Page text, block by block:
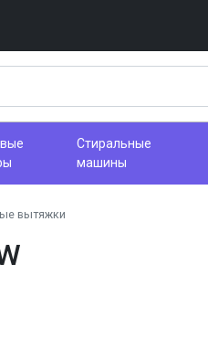
Стиральные
машины
вытяжки